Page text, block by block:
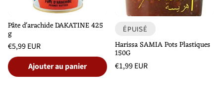
Pâte d'arachide DAKATINE 425
g
Prix
habituel
€5,99 EUR
Prix
unitaire
/
par Ajouter au panier
ÉPUISÉ
Harissa SAMIA Pots Plastiques
150G
Prix
€1,99 EUR